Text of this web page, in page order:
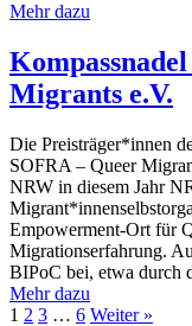
Mehr dazu
Migrants e.V.
Die Preisträger*innen
SOFRA – Queer
NRW in diesem Jahr
Empowerment-Ort für
Migrationserfahrung.
BIPoC bei, etwa durch
Mehr dazu
1 2 3 … 6 Weiter »